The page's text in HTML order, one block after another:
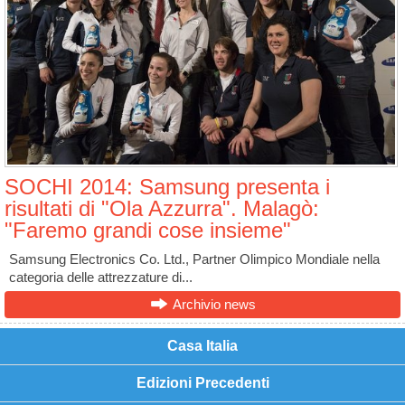
SOCHI 2014: Samsung presenta i
risultati di "Ola Azzurra". Malagò:
"Faremo grandi cose insieme"
Samsung Electronics Co. Ltd., Partner Olimpico Mondiale nella
categoria delle attrezzature di...
Archivio news
Casa Italia
Edizioni Precedenti